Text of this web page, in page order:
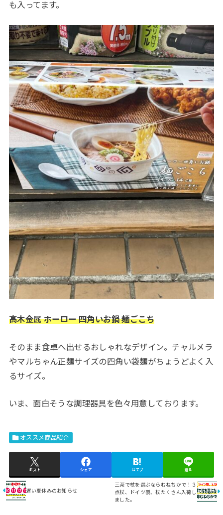
も入ってます。
高木金属 ホーロー 四角いお鍋 麺ごこち
そのまま食卓へ出せるおしゃれなデザイン。チャルメラ
やマルちゃん正麺サイズの四角い袋麺がちょうどよく入
るサイズ。
いま、面白そうな調理器具を色々用意しております。
オススメ商品紹介
ポスト シェア はてブ 送る
遅い夏休みのお知らせ
三茶で杖を選ぶならむねちかで！３
点杖、ドイツ製、杖たくさん入荷し
ました。